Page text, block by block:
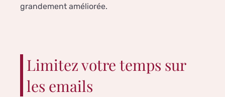
grandement améliorée.
Limitez votre temps sur
les emails